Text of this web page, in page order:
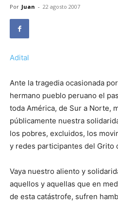
Por Juan - 22 agosto 2007
Adital
Ante la tragedia ocasionada
hermano pueblo peruano el
toda América, de Sur a Norte,
públicamente nuestra
los pobres, excluidos, los
y redes participantes del Grito
Vaya nuestro aliento y
aquellos y aquellas que en
de esta catástrofe, sufren